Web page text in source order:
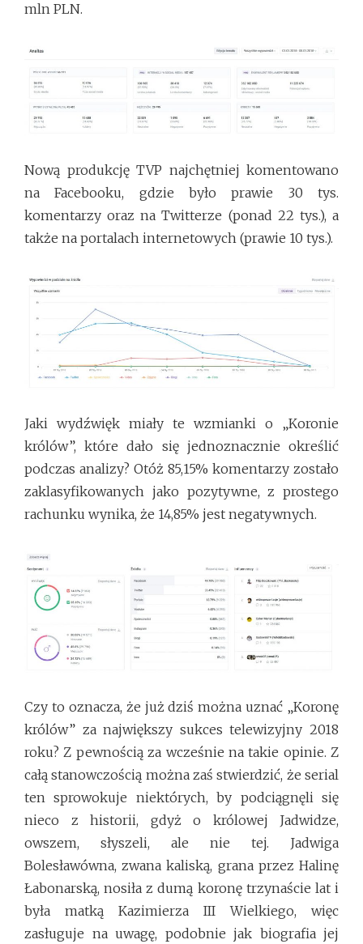
mln PLN.
Nową produkcję TVP najchętniej komentowano
na Facebooku, gdzie było prawie 30 tys.
komentarzy oraz na Twitterze (ponad 22 tys.), a
także na portalach internetowych (prawie 10 tys.).
Jaki wydźwięk miały te wzmianki o „Koronie
królów”, które dało się jednoznacznie określić
podczas analizy? Otóż 85,15% komentarzy zostało
zaklasyfikowanych jako pozytywne, z prostego
rachunku wynika, że 14,85% jest negatywnych.
Czy to oznacza, że już dziś można uznać „Koronę
królów” za największy sukces telewizyjny 2018
roku? Z pewnością za wcześnie na takie opinie. Z
całą stanowczością można zaś stwierdzić, że serial
ten sprowokuje niektórych, by podciągnęli się
nieco z historii, gdyż o królowej Jadwidze,
owszem, słyszeli, ale nie tej. Jadwiga
Bolesławówna, zwana kaliską, grana przez Halinę
Łabonarską, nosiła z dumą koronę trzynaście lat i
była matką Kazimierza III Wielkiego, więc
zasługuje na uwagę, podobnie jak biografia jej